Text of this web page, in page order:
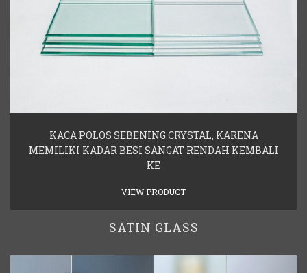
KACA POLOS SEBENING CRYSTAL, KARENA
MEMILIKI KADAR BESI SANGAT RENDAH KEMBALI
KE
VIEW PRODUCT
SATIN GLASS